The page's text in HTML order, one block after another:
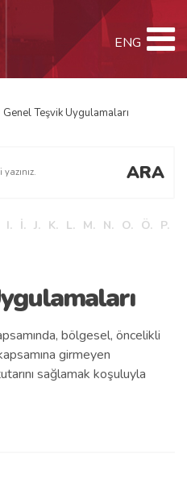
ENG
Genel Teşvik Uygulamaları
ARA
I. İ. J. K. L. M. N. O. Ö.
P.
bölgesel, öncelikli
girmeyen
sağlamak koşuluyla